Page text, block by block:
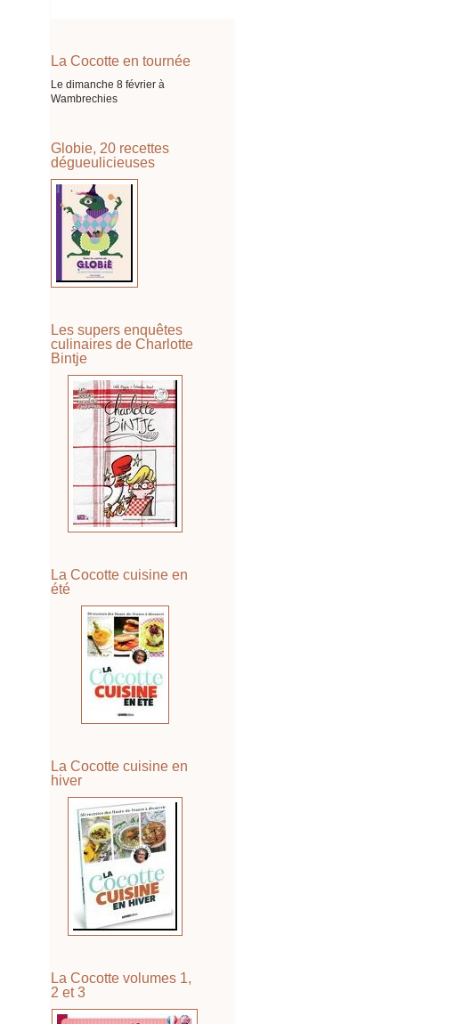
La Cocotte en tournée
Le dimanche 8 février à
Wambrechies
Globie, 20 recettes
dégueulicieuses
Les supers enquêtes
culinaires de Charlotte
Bintje
La Cocotte cuisine en
été
La Cocotte cuisine en
hiver
La Cocotte volumes 1,
2 et 3